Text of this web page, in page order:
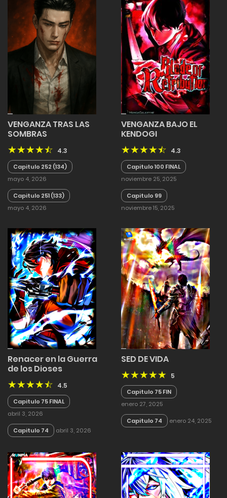
VENGANZA TRAS LAS
SOMBRAS
4.3
Capitulo 252 (134)
mayo 4, 2026
Capitulo 251 (133)
mayo 4, 2026
VENGANZA BAJO EL
KENDOGI
4.3
Capitulo 100 FINAL
noviembre 25, 2025
Capitulo 99
noviembre 15, 2025
Renacer en la Guerra
de los Dioses
4.5
Capitulo 75 FINAL
abril 3, 2026
Capitulo 74 abril 3, 2026
SED DE VIDA
5
Capitulo 75 FIN
enero 27, 2025
Capitulo 74 enero 24, 2025